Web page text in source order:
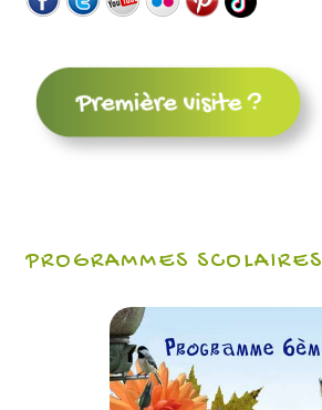
PROGRAMMES SCOLAIRES